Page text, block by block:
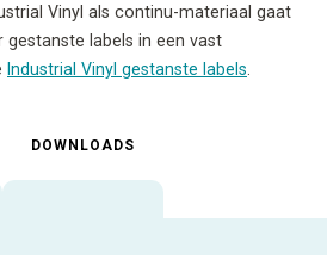
Vinyl als continu-materiaal gaat
gestanste labels in een vast
Industrial Vinyl gestanste labels
DOWNLOADS